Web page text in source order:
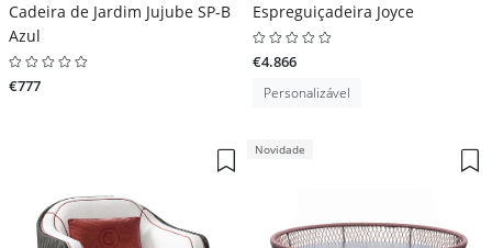
Cadeira de Jardim Jujube SP-B
Azul
€777
Espreguiçadeira Joyce
€4.866
Personalizável
Novidade